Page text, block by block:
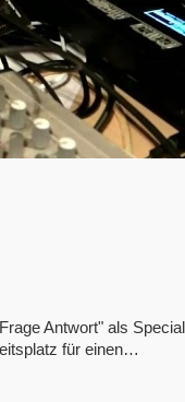
Antwort" als
für einen…